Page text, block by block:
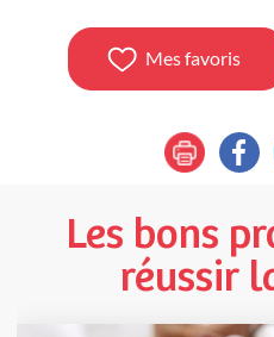
Mes favoris
Les bons
réussir